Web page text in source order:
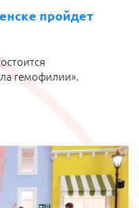
пройдет
гемофилии».